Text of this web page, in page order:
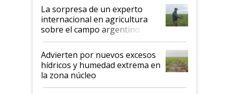
La sorpresa de un experto
internacional en agricultura
sobre el campo argentino:
"Estoy muy impresionado"
Advierten por nuevos excesos
hídricos y humedad extrema en
la zona núcleo